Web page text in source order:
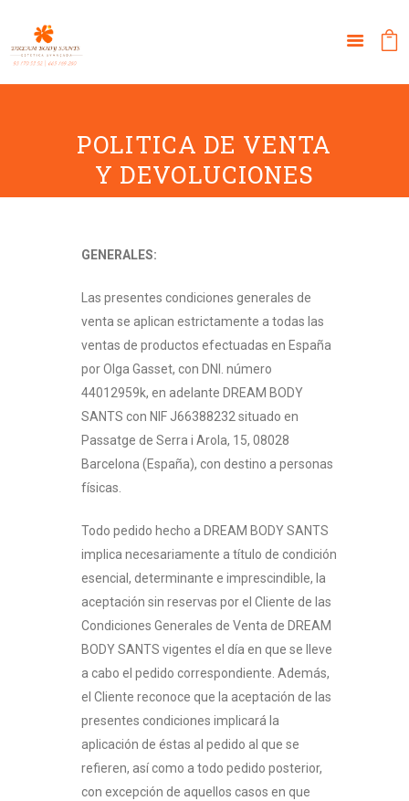
POLITICA DE VENTA
Y DEVOLUCIONES
GENERALES:
Las presentes condiciones generales de
venta se aplican estrictamente a todas las
ventas de productos efectuadas en España
por Olga Gasset, con DNI. número
44012959k, en adelante DREAM BODY
SANTS con NIF J66388232 situado en
Passatge de Serra i Arola, 15, 08028
Barcelona (España), con destino a personas
físicas.
Todo pedido hecho a DREAM BODY SANTS
implica necesariamente a título de condición
esencial, determinante e imprescindible, la
aceptación sin reservas por el Cliente de las
Condiciones Generales de Venta de DREAM
BODY SANTS vigentes el día en que se lleve
a cabo el pedido correspondiente. Además,
el Cliente reconoce que la aceptación de las
presentes condiciones implicará la
aplicación de éstas al pedido al que se
refieren, así como a todo pedido posterior,
con excepción de aquellos casos en que